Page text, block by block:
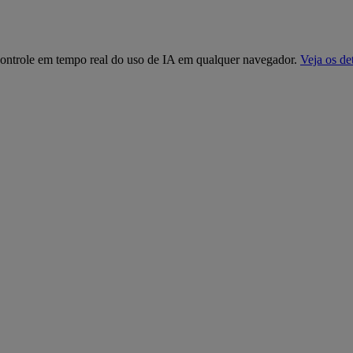
em tempo real do uso de IA em qualquer navegador. Veja os